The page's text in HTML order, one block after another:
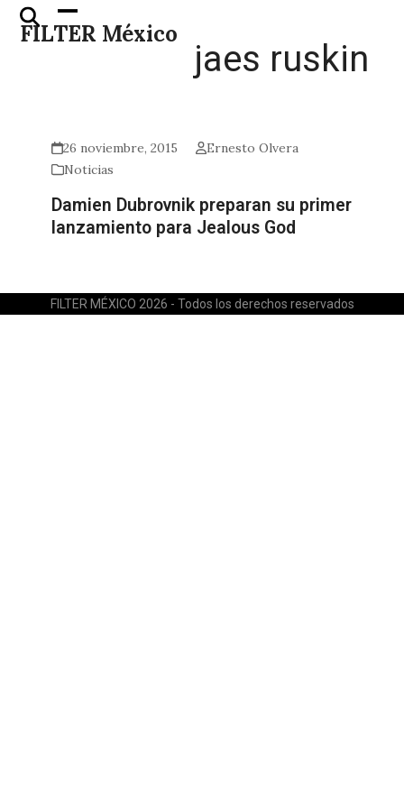
Skip
FILTER México
Open
mobile
Close
mobile
jaes ruskin
26 noviembre, 2015
Ernesto Olvera
Noticias
Damien Dubrovnik preparan su primer
lanzamiento para Jealous God
FILTER MÉXICO 2026 - Todos los derechos reservados